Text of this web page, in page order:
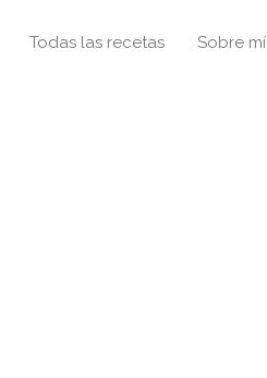
Todas las recetas Sobre mí